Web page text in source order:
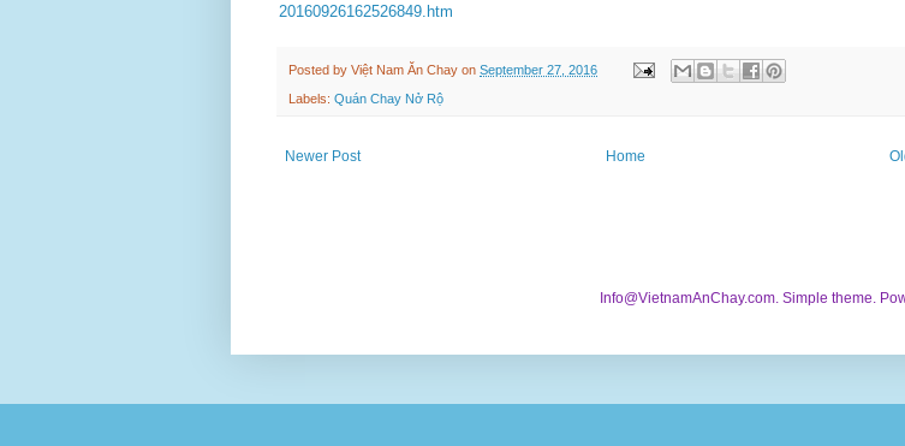
20160926162526849.htm
Posted by Việt Nam Ăn Chay on September 27, 2016
Labels: Quán Chay Nở Rộ
Newer Post Home
Info@VietnamAnChay.com. Simple theme.